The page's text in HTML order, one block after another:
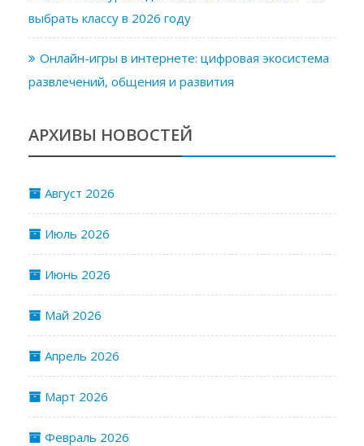
выбрать классу в 2026 году
Онлайн-игры в интернете: цифровая экосистема
развлечений, общения и развития
АРХИВЫ НОВОСТЕЙ
Август 2026
Июль 2026
Июнь 2026
Май 2026
Апрель 2026
Март 2026
Февраль 2026